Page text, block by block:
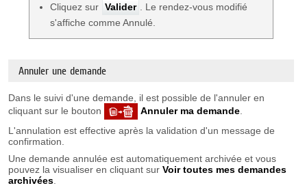
Cliquez sur Valider
. Le rendez-vous modifié
s'affiche comme Annulé.
Annuler une demande
Dans le suivi d'une demande, il est possible de l'annuler en
cliquant sur le bouton
Annuler ma demande.
L'annulation est effective après la validation d'un message de
confirmation.
Une demande annulée est automatiquement archivée et vous
pouvez la visualiser en cliquant sur Voir toutes mes demandes
archivées.